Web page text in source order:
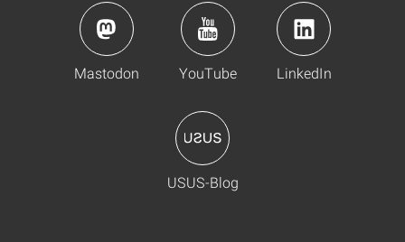
Mastodon YouTube LinkedIn
USUS-Blog